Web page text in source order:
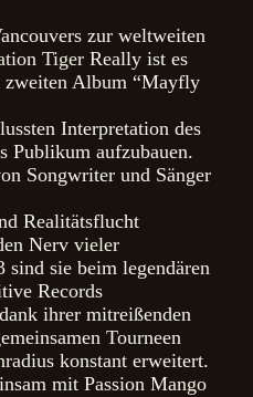
zur weltweiten
Tiger Really ist es
zweiten Album “Mayfly
Interpretation des
Publikum aufzubauen.
Songwriter und Sänger
Realitätsflucht
Nerv vieler
sie beim legendären
Records
ihrer mitreißenden
Tourneen
konstant erweitert.
mit Passion Mango